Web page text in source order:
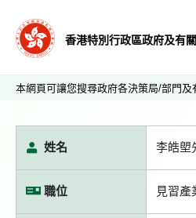
香港特別行政區政府及有
本網頁可讓您搜尋政府各決策局/部門
姓名 李皓塱
職位 見習產